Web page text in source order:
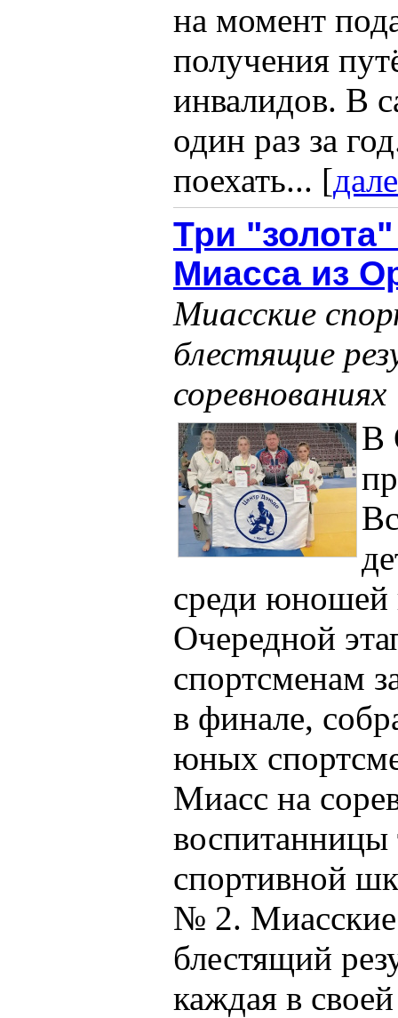
на момент
получения
инвалидов. В
один раз за
поехать... [
Три
Миасса из
Миасские
блестящие
В
среди юношей
Очередной
спортсменам
в финале,
юных
Миасс на
спортивной
№ 2. Миасские
блестящий
каждая в